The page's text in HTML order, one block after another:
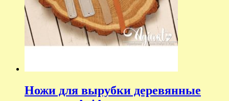
Ножи для вырубки деревянные